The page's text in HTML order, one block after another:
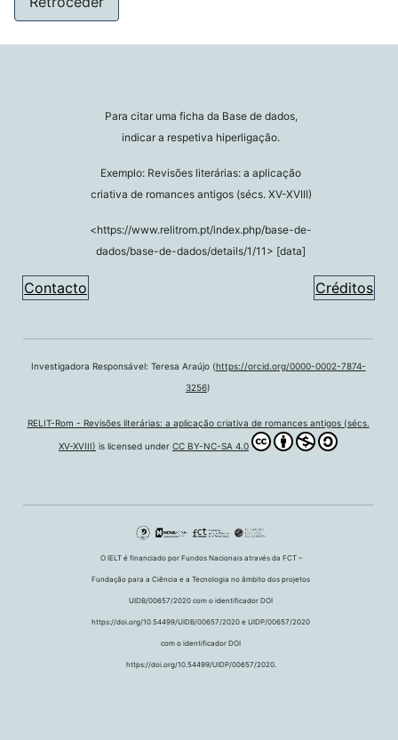
Para citar uma ficha da Base de dados,
indicar a respetiva hiperligação.
Exemplo: Revisões literárias: a aplicação
criativa de romances antigos (sécs. XV-XVIII)
<https://www.relitrom.pt/index.php/base-de-
dados/base-de-dados/details/1/11> [data]
Contacto Créditos
Investigadora Responsável: Teresa Araújo (https://orcid.org/0000-0002-7874-
3256)
RELIT-Rom - Revisões literárias: a aplicação criativa de romances antigos (sécs.
XV-XVIII) is licensed under CC BY-NC-SA 4.0
O IELT é financiado por Fundos Nacionais através da FCT –
Fundação para a Ciência e a Tecnologia no âmbito dos projetos
UIDB/00657/2020 com o identificador DOI
https://doi.org/10.54499/UIDB/00657/2020 e UIDP/00657/2020
com o identificador DOI
https://doi.org/10.54499/UIDP/00657/2020.